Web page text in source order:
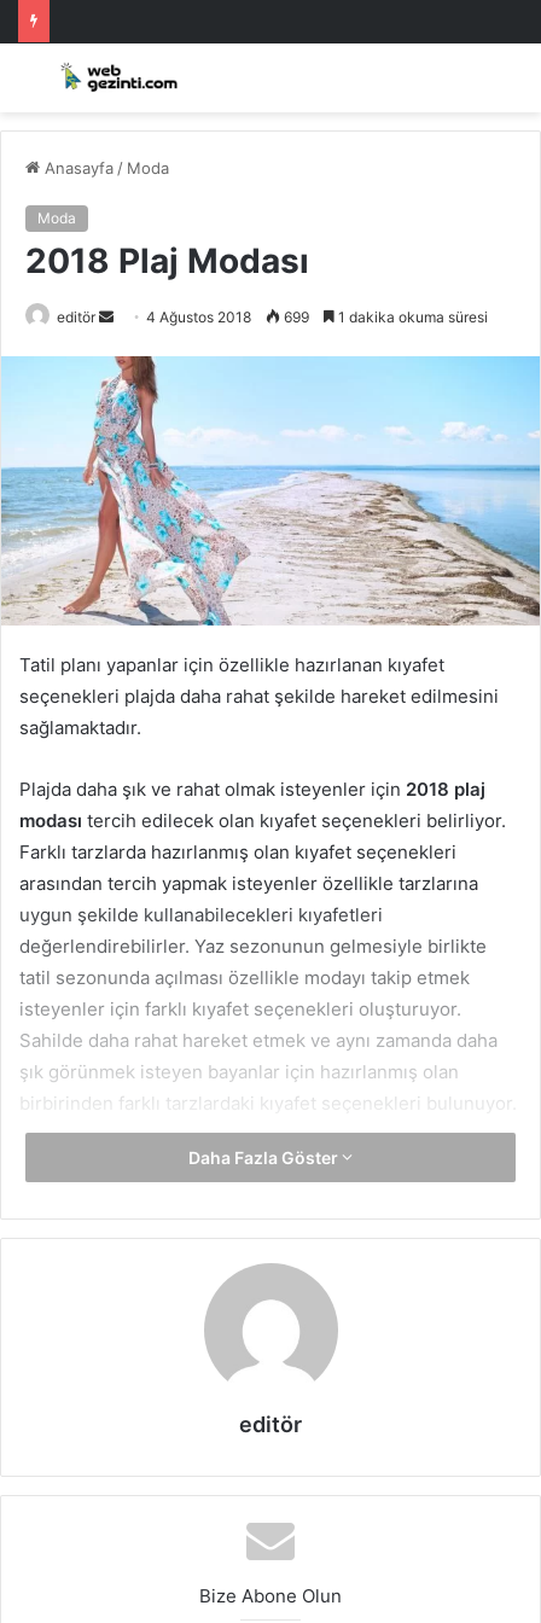
Anasayfa / Moda
Moda
2018 Plaj Modası
editör
Bir
posta
göndermek
4 Ağustos 2018 699 1 dakika okuma süresi
Tatil planı yapanlar için özellikle hazırlanan kıyafet
seçenekleri plajda daha rahat şekilde hareket edilmesini
sağlamaktadır.
Plajda daha şık ve rahat olmak isteyenler için 2018 plaj
modası tercih edilecek olan kıyafet seçenekleri belirliyor.
Farklı tarzlarda hazırlanmış olan kıyafet seçenekleri
arasından tercih yapmak isteyenler özellikle tarzlarına
uygun şekilde kullanabilecekleri kıyafetleri
değerlendirebilirler. Yaz sezonunun gelmesiyle birlikte
tatil sezonunda açılması özellikle modayı takip etmek
isteyenler için farklı kıyafet seçenekleri oluşturuyor.
Sahilde daha rahat hareket etmek ve aynı zamanda daha
şık görünmek isteyen bayanlar için hazırlanmış olan
birbirinden farklı tarzlardaki kıyafet seçenekleri bulunuyor.
Plajda özellikle kullanılacak olan elbiselerin yanı sıra
sandalet veya terlikler daha rahat hareket edilmesini
sağlamaktadır. Modayı yakından takip etmek ve özellikle
modaya uygun şekilde giyinmek isteyenler için
yapılacak olan tercihler konusunda belirleyici
Daha Fazla Göster
editör
Bize Abone Olun